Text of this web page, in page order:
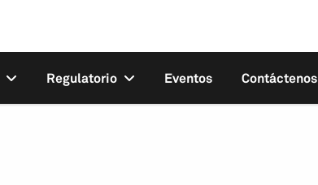
Regulatorio Eventos Contáctenos